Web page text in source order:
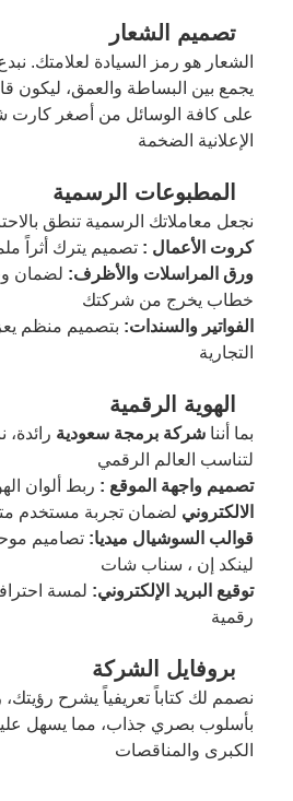
تصميم الشعار
الشعار هو رمز السيادة لعلامتك.
يجمع بين البساطة والعمق، ليكون
على كافة الوسائل من أصغر
الإعلانية الضخمة
المطبوعات الرسمية
نجعل معاملاتك الرسمية تنطق
كروت الأعمال : تصميم يترك أثراً
ورق المراسلات والأظرف: لضمان
خطاب يخرج من شركتك
الفواتير والسندات: بتصميم منظم
التجارية
الهوية الرقمية
بما أننا شركة برمجة سعودية رائدة،
لتناسب العالم الرقمي
تصميم واجهة الموقع : ربط ألوان
الالكتروني لضمان تجربة مستخدم
قوالب السوشيال ميديا: تصاميم
لينكد إن ، سناب شات
توقيع البريد الإلكتروني: لمسة
رقمية
بروفايل الشركة
نصمم لك كتاباً تعريفياً يشرح
بأسلوب بصري جذاب، مما يسهل عليك
الكبرى والمناقصات